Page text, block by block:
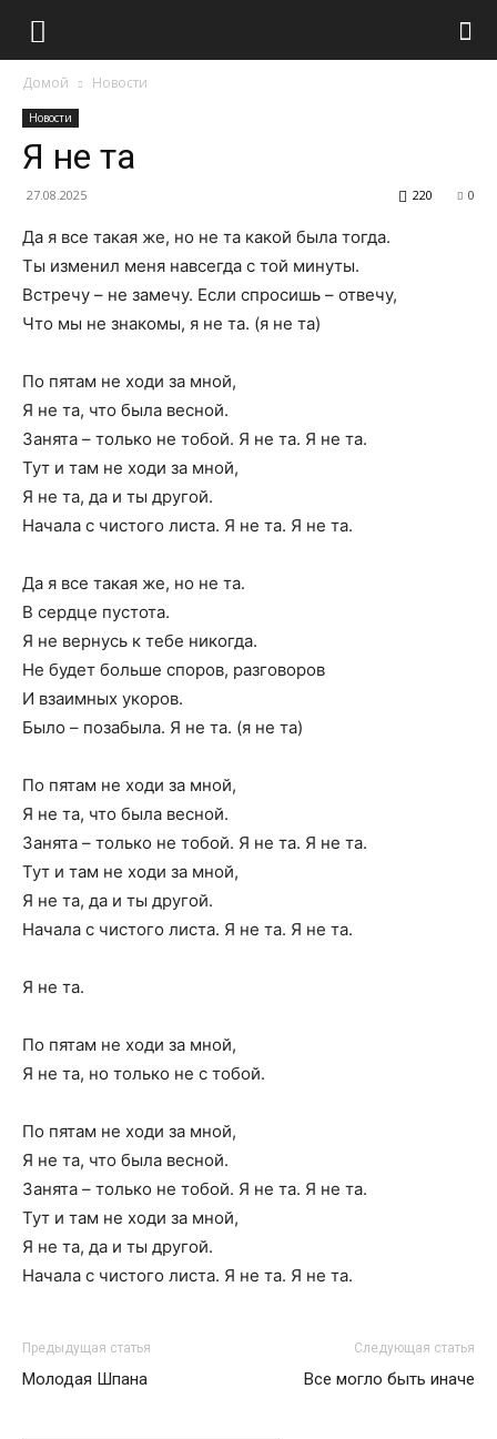
Домой Новости
Новости
Я не та
27.08.2025 0
220
Да я все такая же, но не та какой была тогда.
Ты изменил меня навсегда с той минуты.
Встречу – не замечу. Если спросишь – отвечу,
Что мы не знакомы, я не та. (я не та)
По пятам не ходи за мной,
Я не та, что была весной.
Занята – только не тобой. Я не та. Я не та.
Тут и там не ходи за мной,
Я не та, да и ты другой.
Начала с чистого листа. Я не та. Я не та.
Да я все такая же, но не та.
В сердце пустота.
Я не вернусь к тебе никогда.
Не будет больше споров, разговоров
И взаимных укоров.
Было – позабыла. Я не та. (я не та)
По пятам не ходи за мной,
Я не та, что была весной.
Занята – только не тобой. Я не та. Я не та.
Тут и там не ходи за мной,
Я не та, да и ты другой.
Начала с чистого листа. Я не та. Я не та.
Я не та.
По пятам не ходи за мной,
Я не та, но только не с тобой.
По пятам не ходи за мной,
Я не та, что была весной.
Занята – только не тобой. Я не та. Я не та.
Тут и там не ходи за мной,
Я не та, да и ты другой.
Начала с чистого листа. Я не та. Я не та.
Предыдущая статья
Молодая Шпана
Следующая статья
Все могло быть иначе